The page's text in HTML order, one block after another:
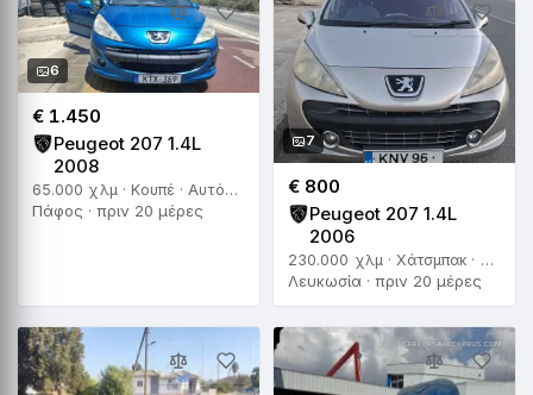
6
€ 1.450
Peugeot 207 1.4L
2008
65.000 χλμ · Κουπέ · Αυτόματο
Πάφος · πριν 20 μέρες
7
€ 800
Peugeot 207 1.4L
2006
230.000 χλμ · Χάτσμπακ · Χειροκίνητο
Λευκωσία · πριν 20 μέρες